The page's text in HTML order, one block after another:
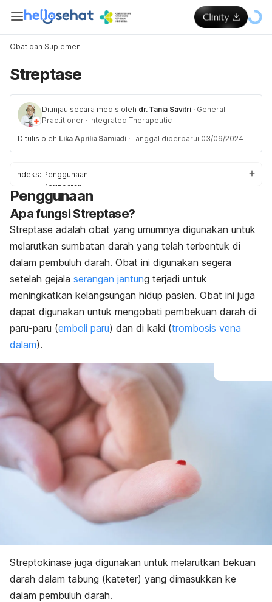
Obat dan Suplemen
Streptase
Ditinjau secara medis oleh dr. Tania Savitri · General
Practitioner · Integrated Therapeutic
Ditulis oleh Lika Aprilia Samiadi · Tanggal diperbarui 03/09/2024
Indeks: Penggunaan
Peringatan
Efek Samping
Interaksi Obat
Dosis
Penggunaan
Apa fungsi Streptase?
Streptase adalah obat yang umumnya digunakan untuk
melarutkan sumbatan darah yang telah terbentuk di
dalam pembuluh darah. Obat ini digunakan segera
setelah gejala serangan jantung terjadi untuk
meningkatkan kelangsungan hidup pasien. Obat ini juga
dapat digunakan untuk mengobati pembekuan darah di
paru-paru (emboli paru) dan di kaki (trombosis vena
dalam).
Streptokinase juga digunakan untuk melarutkan bekuan
darah dalam tabung (kateter) yang dimasukkan ke
dalam pembuluh darah.